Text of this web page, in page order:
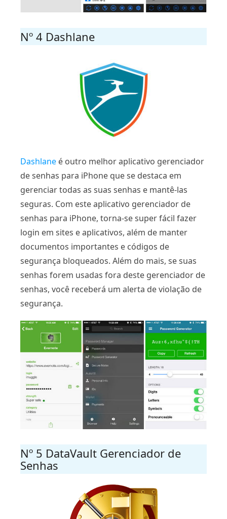
Nº 4 Dashlane
Dashlane é outro melhor aplicativo gerenciador
de senhas para iPhone que se destaca em
gerenciar todas as suas senhas e mantê-las
seguras. Com este aplicativo gerenciador de
senhas para iPhone, torna-se super fácil fazer
login em sites e aplicativos, além de manter
documentos importantes e códigos de
segurança bloqueados. Além do mais, se suas
senhas forem usadas fora deste gerenciador de
senhas, você receberá um alerta de violação de
segurança.
Nº 5 DataVault Gerenciador de
Senhas